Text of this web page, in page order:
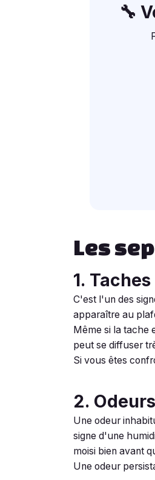
🔧
Les
1.
C'est l'un des
apparaître au
Même si la tache
peut se diffuser
Si vous êtes
2.
Une odeur
signe d'une
moisi bien avant
Une odeur